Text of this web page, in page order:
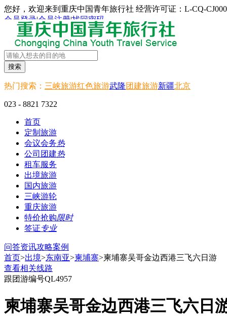
您好，欢迎来到重庆中国青年旅行社 经营许可证：L-CQ-
会员登录|会员注册|找回密码
搜索
热门搜索： 三峡旅游红色旅游武隆团建旅游新疆北京
023 - 8821 7322
首页
定制旅游
会议会务热
公司团建热
租车服务
出境旅游
国内旅游
三峡游轮
重庆旅游
特价抢购限时
签证专业
问答资讯攻略案例
首页>出境>东南亚>柬埔寨>柬埔寨吴哥金边西港三飞六日游
查看相关线路
跟团游编号QL4957
柬埔寨吴哥金边西港三飞六日